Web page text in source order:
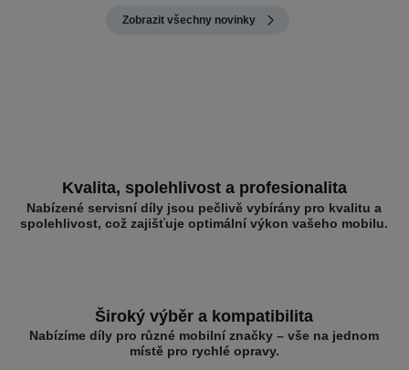
Zobrazit všechny novinky
Kvalita, spolehlivost a profesionalita
Nabízené servisní díly jsou pečlivě vybírány pro kvalitu a
spolehlivost, což zajišťuje optimální výkon vašeho mobilu.
Široký výběr a kompatibilita
Nabízíme díly pro různé mobilní značky – vše na jednom
místě pro rychlé opravy.